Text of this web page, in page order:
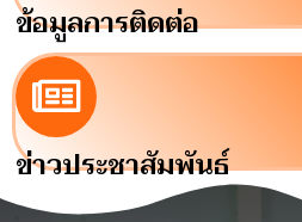
ข้อมูลการติดต่อ
ข่าวประชาสัมพันธ์